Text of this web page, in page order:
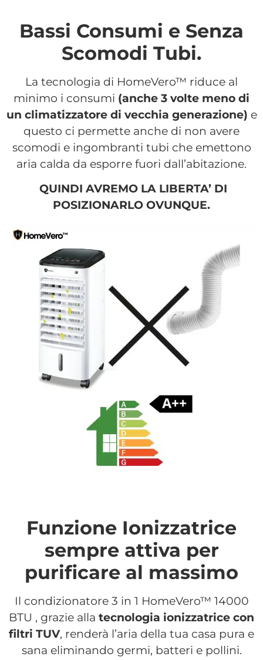
Bassi Consumi e Senza
Scomodi Tubi.
La tecnologia di HomeVero™ riduce al
minimo i consumi (anche 3 volte meno di
un climatizzatore di vecchia generazione) e
questo ci permette anche di non avere
scomodi e ingombranti tubi che emettono
aria calda da esporre fuori dall’abitazione.
QUINDI AVREMO LA LIBERTA’ DI
POSIZIONARLO OVUNQUE.
Funzione Ionizzatrice
sempre attiva per
purificare al massimo
Il condizionatore 3 in 1 HomeVero™ 14000
BTU , grazie alla tecnologia ionizzatrice con
filtri TUV, renderà l’aria della tua casa pura e
sana eliminando germi, batteri e pollini.